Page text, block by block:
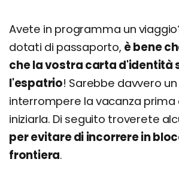
Avete in programma un
dotati di passaporto, è bene
che la vostra carta d'identità
l'espatrio! Sarebbe davvero
interrompere la vacanza prima
iniziarla. Di seguito troverete
per evitare di incorrere in
frontiera.